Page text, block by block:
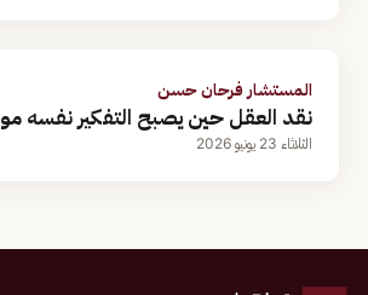
المستشار فرحان حسن
نقد العقل حين يصبح التفكير نفسه
الثلاثاء 23 يونيو 2026